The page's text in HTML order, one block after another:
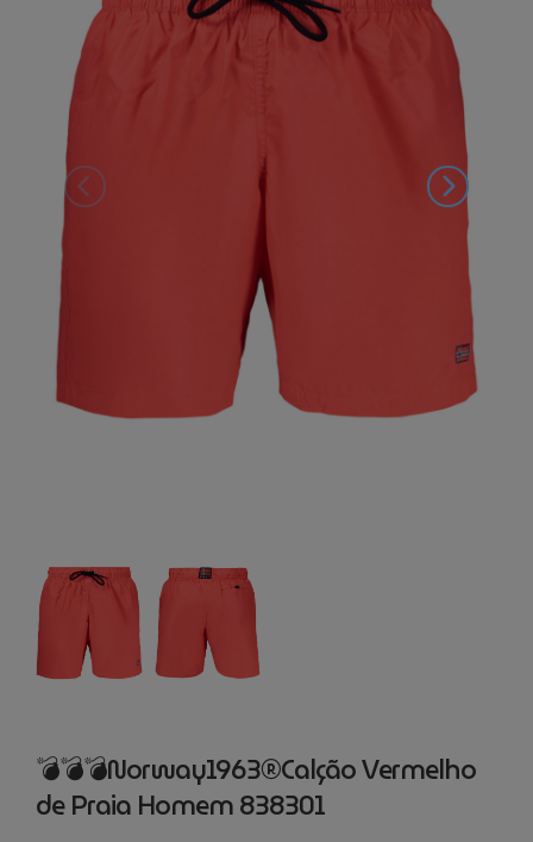
💣💣💣Norway1963®Calção Vermelho
de Praia Homem 838301